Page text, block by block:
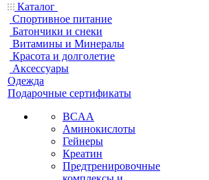
Каталог
Спортивное питание
Батончики и снеки
Витамины и Минералы
Красота и долголетие
Аксессуары
Одежда
Подарочные сертификаты
BCAA
Аминокислоты
Гейнеры
Креатин
Предтренировочные